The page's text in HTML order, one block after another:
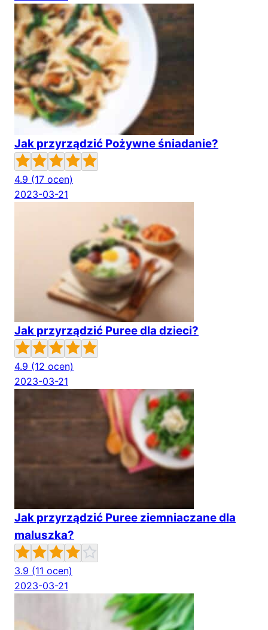
Jak przyrządzić Pożywne śniadanie?
4.9 (17 ocen)
2023-03-21
Jak przyrządzić Puree dla dzieci?
4.9 (12 ocen)
2023-03-21
Jak przyrządzić Puree ziemniaczane dla
maluszka?
3.9 (11 ocen)
2023-03-21